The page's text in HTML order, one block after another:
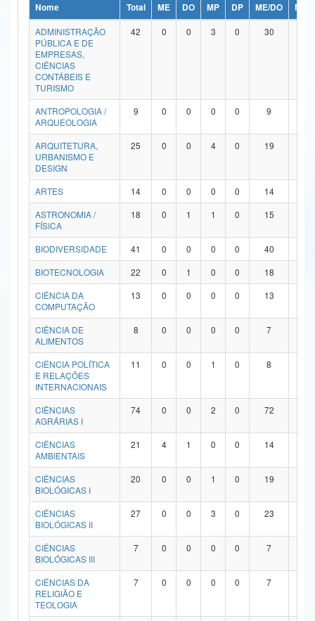
Ministério da Ciência, Tecnologia, Inovações e Comunicações
Ministério do Meio Ambiente
Ministério do Turismo
Ministério do Desenvolvimento Regional
Controladoria-Geral da União
Ministério da Mulher, da Família e dos Direitos Humanos
Secretaria de Governo
Advocacia-Geral da União
Banco Central do Brasil
Nome Total ME DO MP DP ME/DO
MP/
ADMINISTRAÇÃO
PÚBLICA E DE
EMPRESAS,
CIÊNCIAS
CONTÁBEIS E
TURISMO
42 0 0 3 0 30
ANTROPOLOGIA /
ARQUEOLOGIA
9 0 0 0 0 9
ARQUITETURA,
URBANISMO E
DESIGN
25 0 0 4 0 19
ARTES 14 0 0 0 0 14
ASTRONOMIA /
FÍSICA
18 0 1 1 0 15
BIODIVERSIDADE 41 0 0 0 0 40
BIOTECNOLOGIA
22 0 1 0 0 18
CIÊNCIA DA
COMPUTAÇÃO
13 0 0 0 0 13
CIÊNCIA DE
ALIMENTOS
8 0 0 0 0 7
CIÊNCIA POLÍTICA
E RELAÇÕES
INTERNACIONAIS
11 0 0 1 0 8
CIÊNCIAS
AGRÁRIAS I
74 0 0 2 0 72
CIÊNCIAS
AMBIENTAIS
21 4 1 0 0 14
CIÊNCIAS
BIOLÓGICAS I
20 0 0 1 0 19
CIÊNCIAS
BIOLÓGICAS II
27 0 0 3 0 23
CIÊNCIAS
BIOLÓGICAS III
7 0 0 0 0 7
CIÊNCIAS DA
RELIGIÃO E
TEOLOGIA
7 0 0 0 0 7